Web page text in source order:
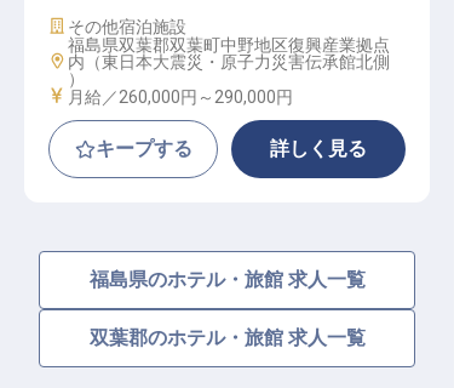
施設業態
その他宿泊施設
勤務地
福島県双葉郡双葉町中野地区復興産業拠点
内（東日本大震災・原子力災害伝承館北側
）
給与
月給／260,000円～ 290,000円
キープする 詳しく見る
福島県のホテル・旅館 求人一覧
双葉郡のホテル・旅館 求人一覧